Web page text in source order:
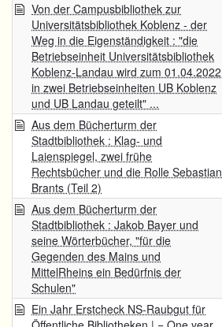
Von der Campusbibliothek zur
Universitätsbibliothek Koblenz - der
Weg in die Eigenständigkeit : "die
Betriebseinheit Universitätsbibliothek
Koblenz-Landau wird zum 01.04.2022
in zwei Betriebseinheiten UB Koblenz
und UB Landau geteilt" ...
Aus dem Bücherturm der
Stadtbibliothek : Klag- und
Laienspiegel, zwei frühe
Rechtsbücher und die Rolle Sebastian
Brants (Teil 2)
Aus dem Bücherturm der
Stadtbibliothek : Jakob Bayer und
seine Wörterbücher, "für die
Gegenden des Mains und
MittelRheins ein Bedürfnis der
Schulen"
Ein Jahr Erstcheck NS-Raubgut für